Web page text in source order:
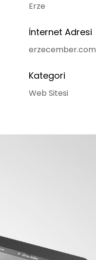
Erze
İnternet Adresi
erzecember.com
Kategori
Web Sitesi